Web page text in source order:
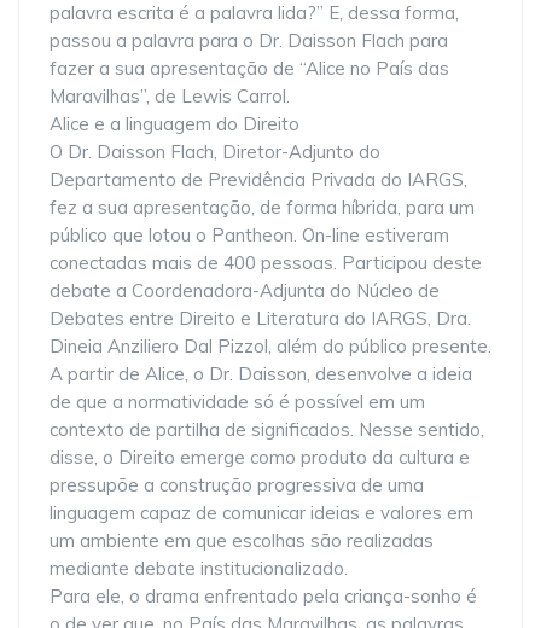
palavra escrita é a palavra lida?” E, dessa forma,
passou a palavra para o Dr. Daisson Flach para
fazer a sua apresentação de “Alice no País das
Maravilhas”, de Lewis Carrol.
Alice e a linguagem do Direito
O Dr. Daisson Flach, Diretor-Adjunto do
Departamento de Previdência Privada do IARGS,
fez a sua apresentação, de forma híbrida, para um
público que lotou o Pantheon. On-line estiveram
conectadas mais de 400 pessoas. Participou deste
debate a Coordenadora-Adjunta do Núcleo de
Debates entre Direito e Literatura do IARGS, Dra.
Dineia Anziliero Dal Pizzol, além do público presente.
A partir de Alice, o Dr. Daisson, desenvolve a ideia
de que a normatividade só é possível em um
contexto de partilha de significados. Nesse sentido,
disse, o Direito emerge como produto da cultura e
pressupõe a construção progressiva de uma
linguagem capaz de comunicar ideias e valores em
um ambiente em que escolhas são realizadas
mediante debate institucionalizado.
Para ele, o drama enfrentado pela criança-sonho é